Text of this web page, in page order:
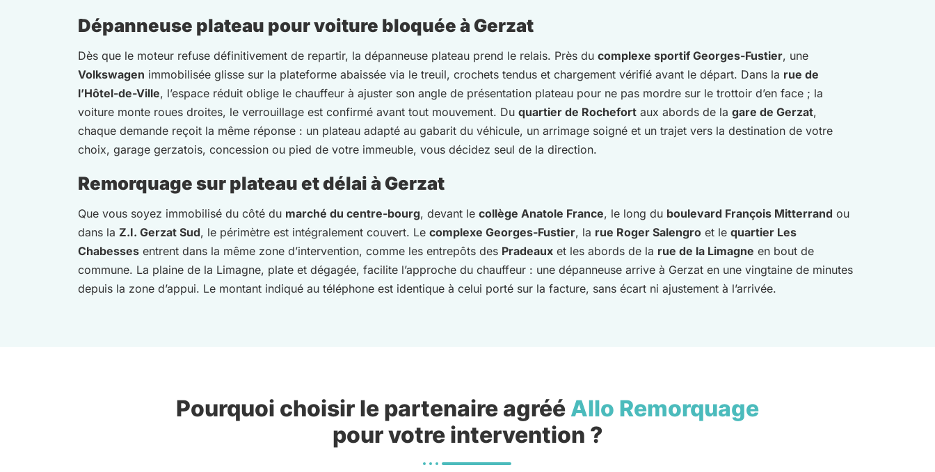
Dépanneuse plateau pour voiture bloquée à Gerzat
Dès que le moteur refuse définitivement de repartir, la dépanneuse plateau prend le relais. Près du complexe sportif Georges-Fustier, une
Volkswagen immobilisée glisse sur la plateforme abaissée via le treuil, crochets tendus et chargement vérifié avant le départ. Dans la rue de
l’Hôtel-de-Ville, l’espace réduit oblige le chauffeur à ajuster son angle de présentation plateau pour ne pas mordre sur le trottoir d’en face ; la
voiture monte roues droites, le verrouillage est confirmé avant tout mouvement. Du quartier de Rochefort aux abords de la gare de Gerzat,
chaque demande reçoit la même réponse : un plateau adapté au gabarit du véhicule, un arrimage soigné et un trajet vers la destination de votre
choix, garage gerzatois, concession ou pied de votre immeuble, vous décidez seul de la direction.
Remorquage sur plateau et délai à Gerzat
Que vous soyez immobilisé du côté du marché du centre-bourg, devant le collège Anatole France, le long du boulevard François Mitterrand ou
dans la Z.I. Gerzat Sud, le périmètre est intégralement couvert. Le complexe Georges-Fustier, la rue Roger Salengro et le quartier Les
Chabesses entrent dans la même zone d’intervention, comme les entrepôts des Pradeaux et les abords de la rue de la Limagne en bout de
commune. La plaine de la Limagne, plate et dégagée, facilite l’approche du chauffeur : une dépanneuse arrive à Gerzat en une vingtaine de minutes
depuis la zone d’appui. Le montant indiqué au téléphone est identique à celui porté sur la facture, sans écart ni ajustement à l’arrivée.
Pourquoi choisir le partenaire agréé Allo Remorquage
pour votre intervention ?